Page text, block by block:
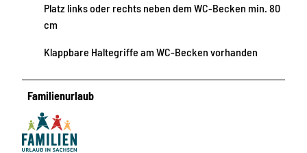
Platz links oder rechts neben dem WC-Becken min. 80
cm
Klappbare Haltegriffe am WC-Becken vorhanden
Familienurlaub